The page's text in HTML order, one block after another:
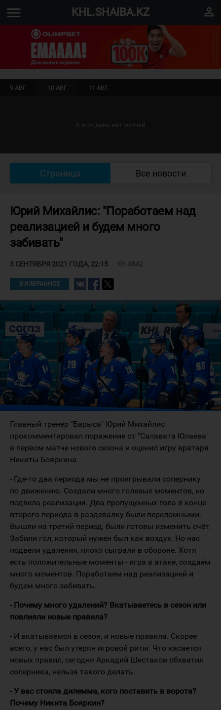
menu KHL.SHAIBA.KZ perm_identity
9 АВГ. 10 АВГ. 11 АВГ.
В этот день нет матчей
Страница Все новости
Юрий Михайлис: "Поработаем над
реализацией и будем много
забивать"
3 СЕНТЯБРЯ 2021 ГОДА, 22:15 4842
В ИЗБРАННОЕ
Главный тренер "Барыса" Юрий Михайлис
прокомментировал поражение от "Салавата Юлаева"
в первом матче нового сезона и оценил игру вратаря
Никиты Бояркина.
- Где-то два периода мы не проигрывали сопернику
по движению. Создали много голевых моментов, но
подвела реализация. Два пропущенных гола в конце
второго периода в раздевалку были переломными.
Вышли на третий период, были готовы изменить счёт.
Забили гол, который нужен был как воздух. Но нас
подвели удаления, плохо сыграли в обороне. Хотя
есть положительные моменты - игра в атаке, создаём
много моментов. Поработаем над реализацией и
будем много забивать.
- Почему много удалений? Вкатываетесь в сезон или
повлияли новые правила?
- И вкатываемся в сезон, и новые правила. Скорее
всего, у нас был утерян игровой ритм. Что касается
новых правил, сегодня Аркадий Шестаков обхватил
соперника, нельзя такого делать.
- У вас стояла дилемма, кого поставить в ворота?
Почему Никита Бояркин?